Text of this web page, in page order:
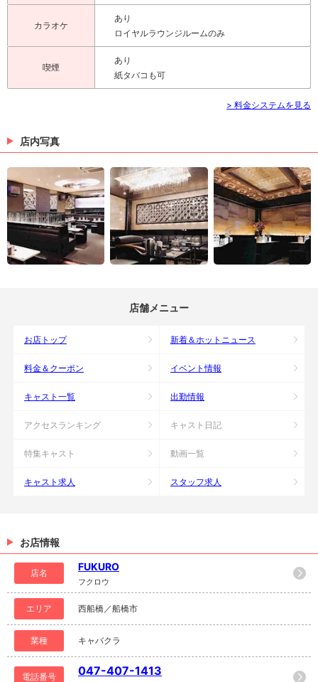
カラオケ
あり
ロイヤルラウンジルームのみ
喫煙
あり
紙タバコも可
> 料金システムを見る
店内写真
店舗メニュー
お店トップ 新着＆ホットニュース
料金＆クーポン イベント情報
キャスト一覧 出勤情報
アクセスランキング キャスト日記
特集キャスト 動画一覧
キャスト求人 スタッフ求人
お店情報
店名
FUKURO
フクロウ
エリア 西船橋／船橋市
業種 キャバクラ
電話番号 047-407-1413